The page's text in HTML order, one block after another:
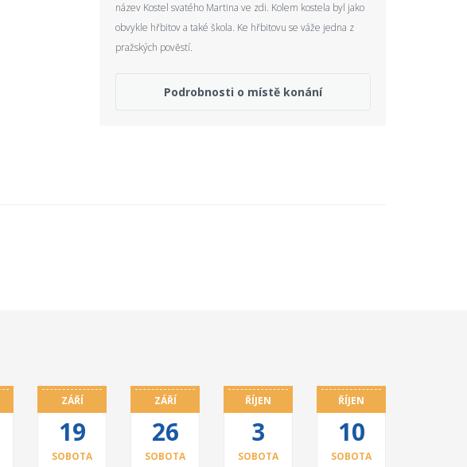
název Kostel svatého Martina ve zdi. Kolem kostela byl jako
obvykle hřbitov a také škola. Ke hřbitovu se váže jedna z
pražských pověstí.
Podrobnosti o místě konání
ZÁŘÍ
19
SOBOTA
ZÁŘÍ
26
SOBOTA
ŘÍJEN
3
SOBOTA
ŘÍJEN
10
SOBOTA